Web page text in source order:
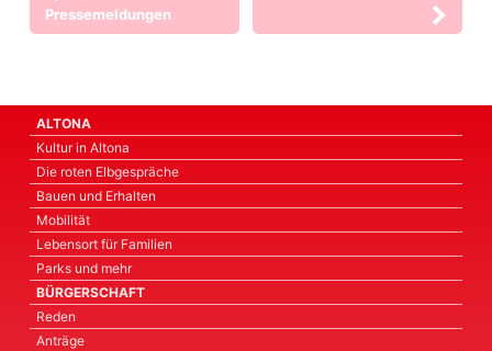
Pressemeldungen
ALTONA
Kultur in Altona
Die roten Elbgespräche
Bauen und Erhalten
Mobilität
Lebensort für Familien
Parks und mehr
BÜRGERSCHAFT
Reden
Anträge